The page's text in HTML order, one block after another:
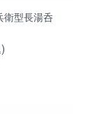
衛型長湯呑